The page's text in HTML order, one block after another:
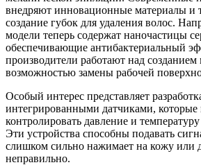
внедряют инновационные материалы и
создание губок для удаления волос.
модели теперь содержат наночастицы
обеспечивающие антибактериальный
производители работают над
возможностью замены рабочей
Особый интерес представляет
интегрированными датчиками,
контролировать давление и
Эти устройства способны подавать
слишком сильно нажимает на кожу или
неправильно.